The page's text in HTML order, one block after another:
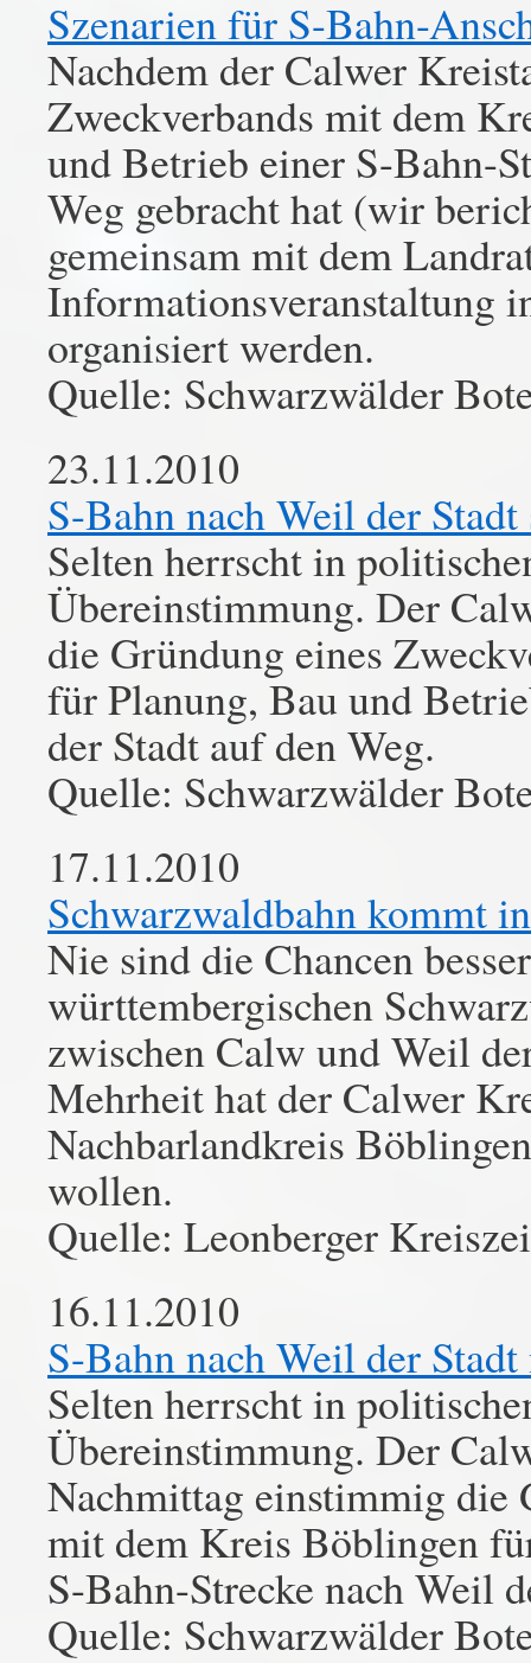
Szenarien für S-Bahn-
Nachdem der Calwer
Zweckverbands mit dem
und Betrieb einer S-Bahn-
Weg gebracht hat (wir
gemeinsam mit dem
Informationsveranstaltung
organisiert werden.
Quelle: Schwarzwälder
23.11.2010
S-Bahn nach Weil der Stadt
Selten herrscht in
Übereinstimmung. Der
die Gründung eines
für Planung, Bau und
der Stadt auf den Weg.
Quelle: Schwarzwälder
17.11.2010
Schwarzwaldbahn kommt
Nie sind die Chancen
württembergischen
zwischen Calw und Weil
Mehrheit hat der Calwer
Nachbarlandkreis
wollen.
Quelle: Leonberger
16.11.2010
S-Bahn nach Weil der
Selten herrscht in
Übereinstimmung. Der
Nachmittag einstimmig die
mit dem Kreis Böblingen
S-Bahn-Strecke nach Weil
Quelle: Schwarzwälder